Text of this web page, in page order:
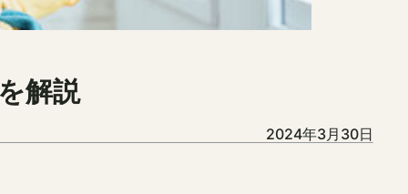
解説
2024年3月30日